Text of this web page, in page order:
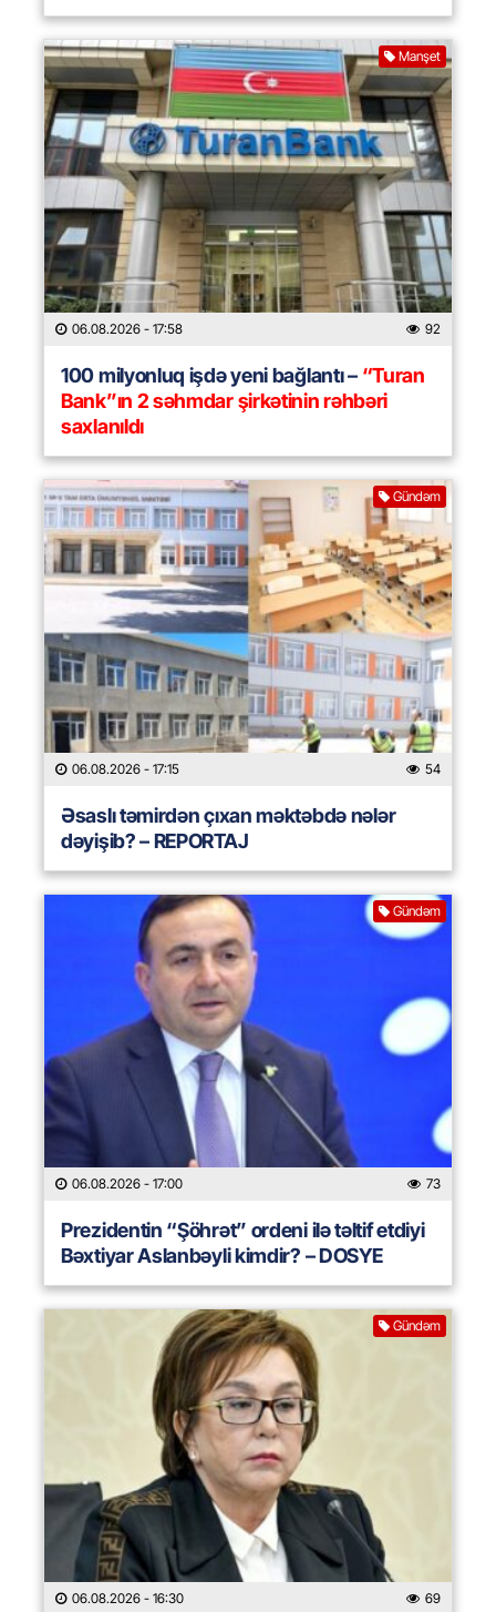
Manşet
06.08.2026 - 17:58 92
100 milyonluq işdə yeni bağlantı –“Turan
Bank”ın 2 səhmdar şirkətinin rəhbəri
saxlanıldı
Gündəm
06.08.2026 - 17:15 54
Əsaslı təmirdən çıxan məktəbdə nələr
dəyişib? – REPORTAJ
Gündəm
06.08.2026 - 17:00 73
Prezidentin “Şöhrət” ordeni ilə təltif etdiyi
Bəxtiyar Aslanbəyli kimdir? – DOSYE
Gündəm
06.08.2026 - 16:30 69